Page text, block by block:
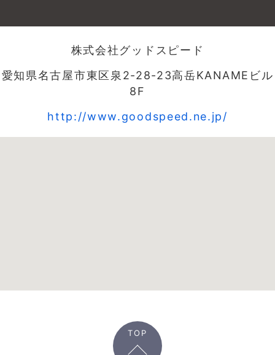
株式会社グッドスピード
愛知県名古屋市東区泉2-28-23高岳KANAMEビル
8F
http://www.goodspeed.ne.jp/
TOP